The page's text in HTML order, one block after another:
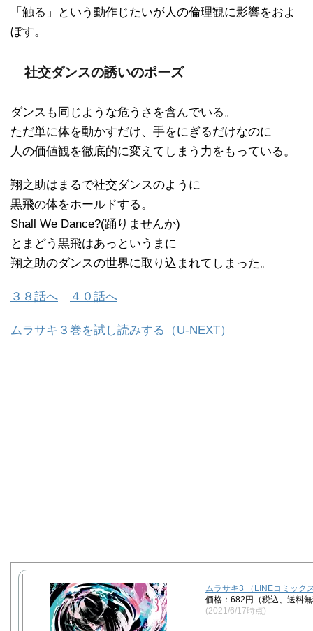
「触る」という動作じたいが人の倫理観に影響をおよ
ぼす。
社交ダンスの誘いのポーズ
ダンスも同じような危うさを含んでいる。
ただ単に体を動かすだけ、手をにぎるだけなのに
人の価値観を徹底的に変えてしまう力をもっている。
翔之助はまるで社交ダンスのように
黒飛の体をホールドする。
Shall We Dance?(踊りませんか)
とまどう黒飛はあっというまに
翔之助のダンスの世界に取り込まれてしまった。
３８話へ ４０話へ
ムラサキ３巻を試し読みする（U-NEXT）
ムラサキ3 （LINEコミック
価格：682円（税込、送料
(2021/6/17時点)